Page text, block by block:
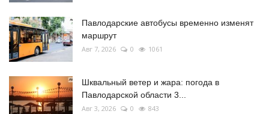
Павлодарские автобусы временно изменят
маршрут
Авг 7, 2026 0 1061
Шквальный ветер и жара: погода в
Павлодарской области 3...
Авг 3, 2026 0 843